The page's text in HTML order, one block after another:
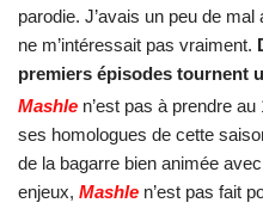
parodie. J’avais un peu de
ne m’intéressait pas vraiment.
premiers épisodes tournent
Mashle n’est pas à prendre au
ses homologues de cette
de la bagarre bien animée
enjeux, Mashle n’est pas fait